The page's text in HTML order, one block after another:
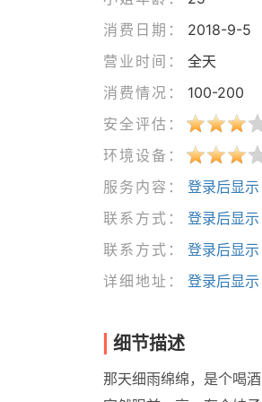
消费日期：
2018-9-5
营业时间：
全天
消费情况：
100-200
安全评估：
环境设备：
服务内容：
登录后显示
联系方式：
登录后显示
联系方式：
登录后显示
详细地址：
登录后显示
细节描述
那天细雨绵绵，是个喝